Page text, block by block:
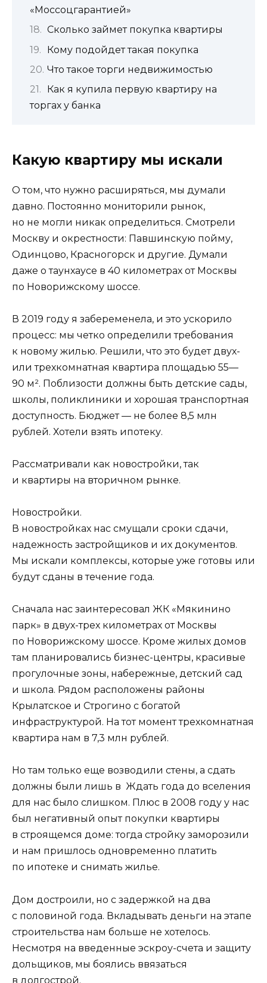
«Моссоцгарантией»
Сколько займет покупка квартиры
Кому подойдет такая покупка
Что такое торги недвижимостью
Как я купила первую квартиру на
торгах у банка
Какую квартиру мы искали
О том, что нужно расширяться, мы думали
давно. Постоянно мониторили рынок,
но не могли никак определиться. Смотрели
Москву и окрестности: Павшинскую пойму,
Одинцово, Красногорск и другие. Думали
даже о таунхаусе в 40 километрах от Москвы
по Новорижскому шоссе.
В 2019 году я забеременела, и это ускорило
процесс: мы четко определили требования
к новому жилью. Решили, что это будет двух-
или трехкомнатная квартира площадью 55—
90 м². Поблизости должны быть детские сады,
школы, поликлиники и хорошая транспортная
доступность. Бюджет — не более 8,5 млн
рублей. Хотели взять ипотеку.
Рассматривали как новостройки, так
и квартиры на вторичном рынке.
Новостройки.
В новостройках нас смущали сроки сдачи,
надежность застройщиков и их документов.
Мы искали комплексы, которые уже готовы или
будут сданы в течение года.
Сначала нас заинтересовал ЖК «Мякинино
парк» в двух-трех километрах от Москвы
по Новорижскому шоссе. Кроме жилых домов
там планировались бизнес-центры, красивые
прогулочные зоны, набережные, детский сад
и школа. Рядом расположены районы
Крылатское и Строгино с богатой
инфраструктурой. На тот момент трехкомнатная
квартира нам в 7,3 млн рублей.
Но там только еще возводили стены, а сдать
должны были лишь в Ждать года до вселения
для нас было слишком. Плюс в 2008 году у нас
был негативный опыт покупки квартиры
в строящемся доме: тогда стройку заморозили
и нам пришлось одновременно платить
по ипотеке и снимать жилье.
Дом достроили, но с задержкой на два
с половиной года. Вкладывать деньги на этапе
строительства нам больше не хотелось.
Несмотря на введенные эскроу-счета и защиту
дольщиков, мы боялись ввязаться
в долгострой.